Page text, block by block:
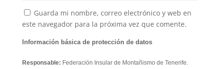
Guarda mi nombre, correo electrónico y web en
este navegador para la próxima vez que comente.
Información básica de protección de datos
Responsable: Federación Insular de Montañismo de Tenerife.